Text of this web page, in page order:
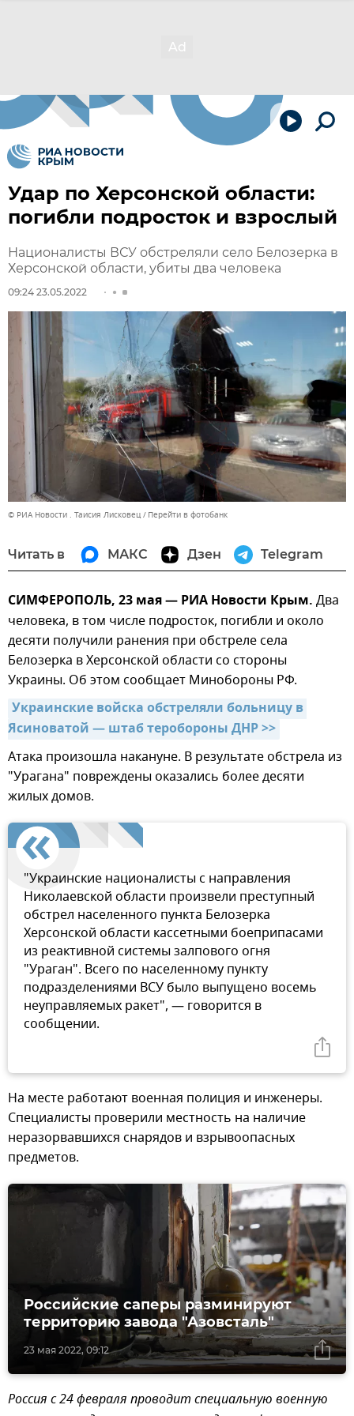
Удар по Херсонской области:
погибли подросток и взрослый
Националисты ВСУ обстреляли село Белозерка в
Херсонской области, убиты два человека
09:24 23.05.2022
© РИА Новости . Таисия Лисковец Перейти в фотобанк
Читать в МАКС Дзен Telegram
СИМФЕРОПОЛЬ, 23 мая — РИА Новости Крым. Два
человека, в том числе подросток, погибли и около
десяти получили ранения при обстреле села
Белозерка в Херсонской области со стороны
Украины. Об этом сообщает Минобороны РФ.
Украинские войска обстреляли больницу в
Ясиноватой — штаб теробороны ДНР >>
Атака произошла накануне. В результате обстрела из
"Урагана" повреждены оказались более десяти
жилых домов.
"Украинские националисты с направления
Николаевской области произвели преступный
обстрел населенного пункта Белозерка
Херсонской области кассетными боеприпасами
из реактивной системы залпового огня
"Ураган". Всего по населенному пункту
подразделениями ВСУ было выпущено восемь
неуправляемых ракет", — говорится в
сообщении.
На месте работают военная полиция и инженеры.
Специалисты проверили местность на наличие
неразорвавшихся снарядов и взрывоопасных
предметов.
23 мая 2022, 09:12
Российские саперы разминируют
территорию завода "Азовсталь"
Россия с 24 февраля проводит специальную военную